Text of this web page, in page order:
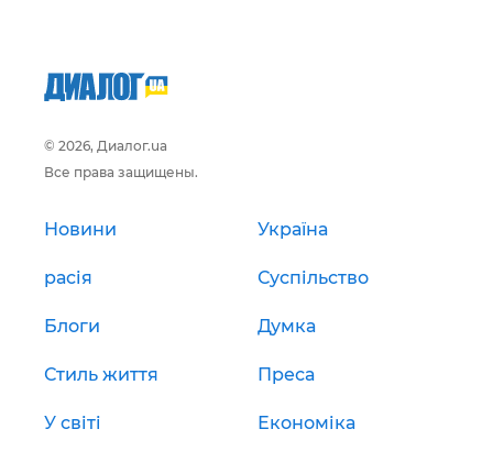
© 2026, Диалог.ua
Все права защищены.
Новини Україна
расія Суспільство
Блоги Думка
Стиль життя Преса
У світі Економіка